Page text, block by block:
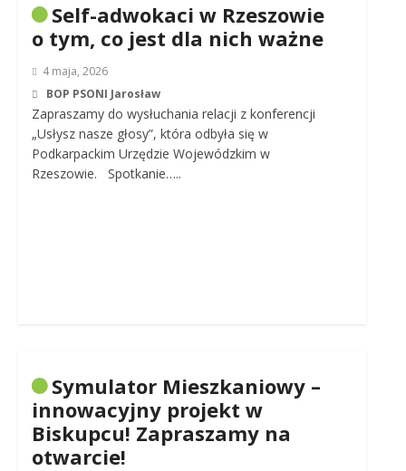
Self-adwokaci w Rzeszowie
o tym, co jest dla nich ważne
4 maja, 2026
BOP PSONI Jarosław
Zapraszamy do wysłuchania relacji z konferencji
„Usłysz nasze głosy”, która odbyła się w
Podkarpackim Urzędzie Wojewódzkim w
Rzeszowie. Spotkanie…..
Symulator Mieszkaniowy –
innowacyjny projekt w
Biskupcu! Zapraszamy na
otwarcie!